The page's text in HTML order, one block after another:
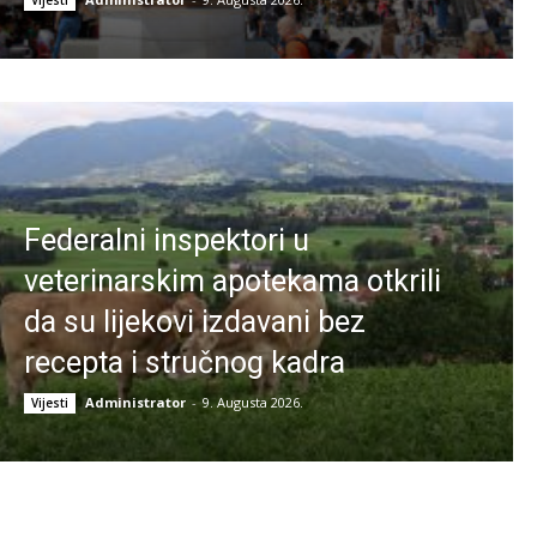
Federalni inspektori u
veterinarskim apotekama otkrili
da su lijekovi izdavani bez
recepta i stručnog kadra
Vijesti Administrator - 9. Augusta 2026.